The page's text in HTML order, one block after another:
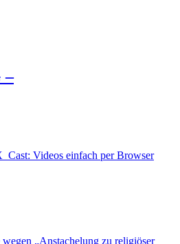
–
Videos einfach per Browser
„Anstachelung zu religiöser